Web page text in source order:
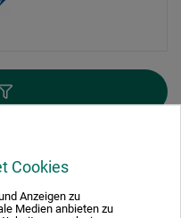
Cookies
Anzeigen zu
Medien anbieten zu